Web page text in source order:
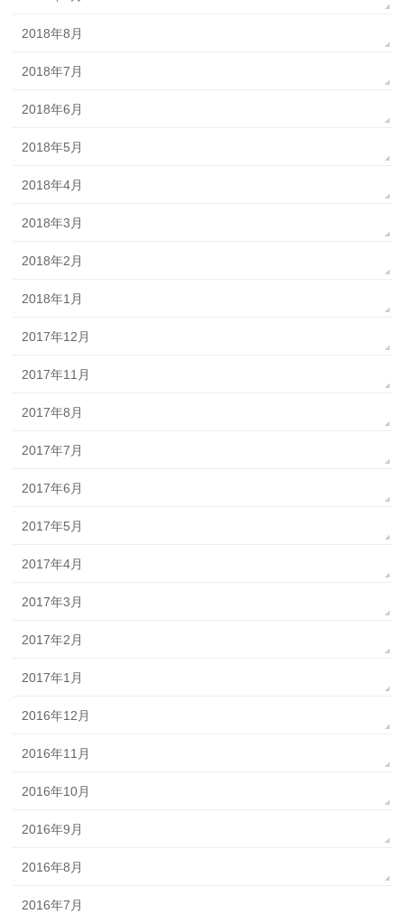
2018年8月
2018年7月
2018年6月
2018年5月
2018年4月
2018年3月
2018年2月
2018年1月
2017年12月
2017年11月
2017年8月
2017年7月
2017年6月
2017年5月
2017年4月
2017年3月
2017年2月
2017年1月
2016年12月
2016年11月
2016年10月
2016年9月
2016年8月
2016年7月